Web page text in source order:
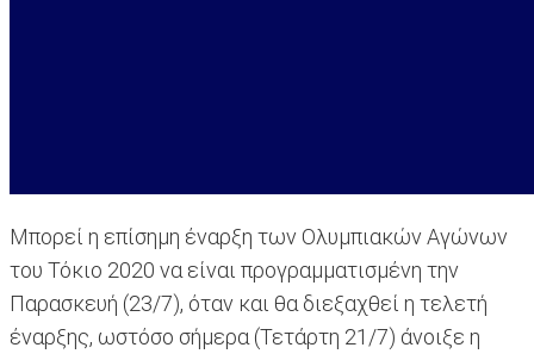
Μπορεί η επίσημη έναρξη των Ολυμπιακών Αγώνων
του Τόκιο 2020 να είναι προγραμματισμένη την
Παρασκευή (23/7), όταν και θα διεξαχθεί η τελετή
έναρξης, ωστόσο σήμερα (Τετάρτη 21/7) άνοιξε η